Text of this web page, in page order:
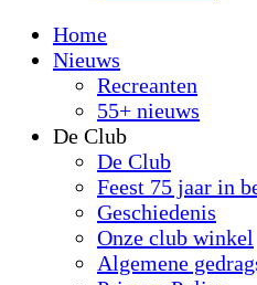
Home
Nieuws
Recreanten
55+ nieuws
De Club
De Club
Feest 75 jaar in
Geschiedenis
Onze club winkel
Algemene